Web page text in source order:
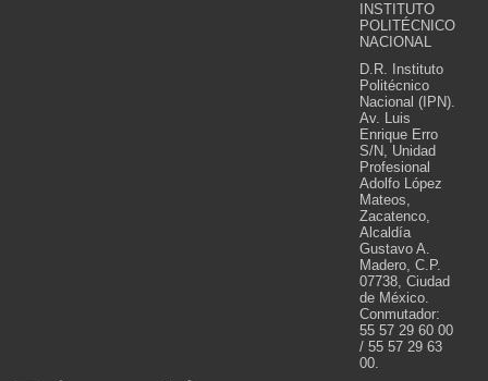
INSTITUTO
POLITÉCNICO
NACIONAL
D.R. Instituto
Politécnico
Nacional (IPN).
Av. Luis
Enrique Erro
S/N, Unidad
Profesional
Adolfo López
Mateos,
Zacatenco,
Alcaldía
Gustavo A.
Madero, C.P.
07738, Ciudad
de México.
Conmutador:
55 57 29 60 00
/ 55 57 29 63
00.